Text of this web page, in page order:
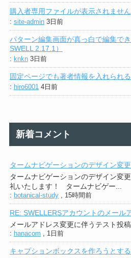
購入者専用ファイルが表示されません
: site-admin 3日前
パターン編集画面が真っ白で編集で
SWELL 2.17.1）
: knkn 3日前
固定ページでも著者情報を入れられる
: hiro6001 4日前
新着コメント
タームナビゲーションのデザイン変
タームナビゲーションのデザイン変
礼いたします！ タームナビゲー...
: botanical-study, 15時間前
RE: SWELLERSアカウントのメール
メールアドレス変更に伴うテスト投稿
: hanacom , 1日前
キャプションボックスを作ろうとす